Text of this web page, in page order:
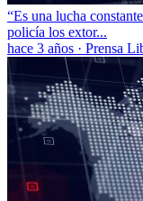
“Es una lucha
policía los extor...
hace 3 años · Prensa